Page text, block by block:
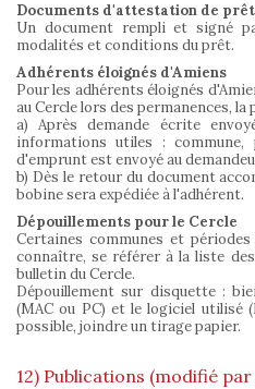
Documents d'attestation de prêt
Un document rempli et signé
modalités et conditions du prêt.
Adhérents éloignés d'Amiens
Pour les adhérents éloignés
au Cercle lors des permanences,
a) Après demande écrite
informations utiles :
d'emprunt est envoyé au
b) Dès le retour du document
bobine sera expédiée à l'adhérent.
Dépouillements pour le Cercle
Certaines communes et
connaître, se référer à la liste
bulletin du Cercle.
Dépouillement sur disquette :
(MAC ou PC) et le logiciel utilisé
possible, joindre un tirage papier.
12) Publications (modifié